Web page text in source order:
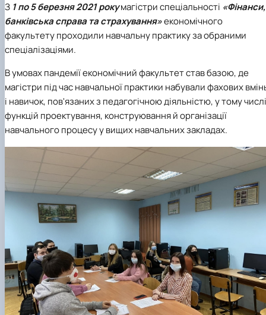
З 1 по 5 березня 2021 рокумагістри спеціальності «Фінанси,
банківська справа та страхування»економічного
факультету проходили навчальну практику за обраними
спеціалізаціями.
В умовах пандемії економічний факультет став базою, де
магістри під час навчальної практики набували фахових
і навичок, пов'язаних з педагогічною діяльністю, у тому числі
функцій проектування, конструювання й організації
навчального процесу у вищих навчальних закладах.